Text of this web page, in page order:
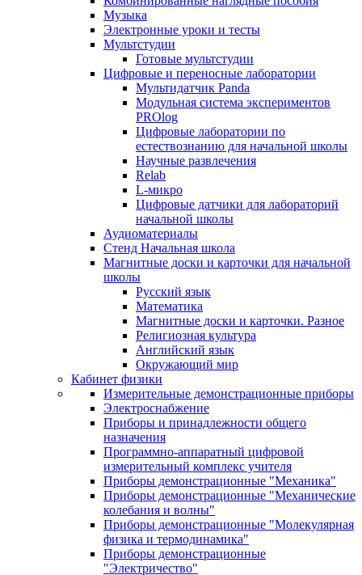
Музыка
Электронные уроки и тесты
Мультстудии
Готовые мультстудии
Цифровые и переносные лаборатории
Мультидатчик Panda
Модульная система экспериментов
PROlog
Цифровые лаборатории по
естествознанию для начальной школы
Научные развлечения
Relab
L-микро
Цифровые датчики для лабораторий
начальной школы
Аудиоматериалы
Стенд Начальная школа
Магнитные доски и карточки для начальной
школы
Русский язык
Математика
Магнитные доски и карточки. Разное
Религиозная культура
Английский язык
Окружающий мир
Кабинет физики
Измерительные демонстрационные приборы
Электроснабжение
Приборы и принадлежности общего
назначения
Программно-аппаратный цифровой
измерительный комплекс учителя
Приборы демонстрационные "Механика"
Приборы демонстрационные "Механические
колебания и волны"
Приборы демонстрационные "Молекулярная
физика и термодинамика"
Приборы демонстрационные
"Электричество"